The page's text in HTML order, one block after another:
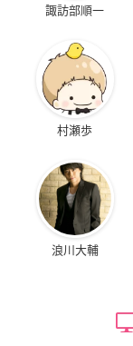
諏訪部順一
村瀬歩
浪川大輔